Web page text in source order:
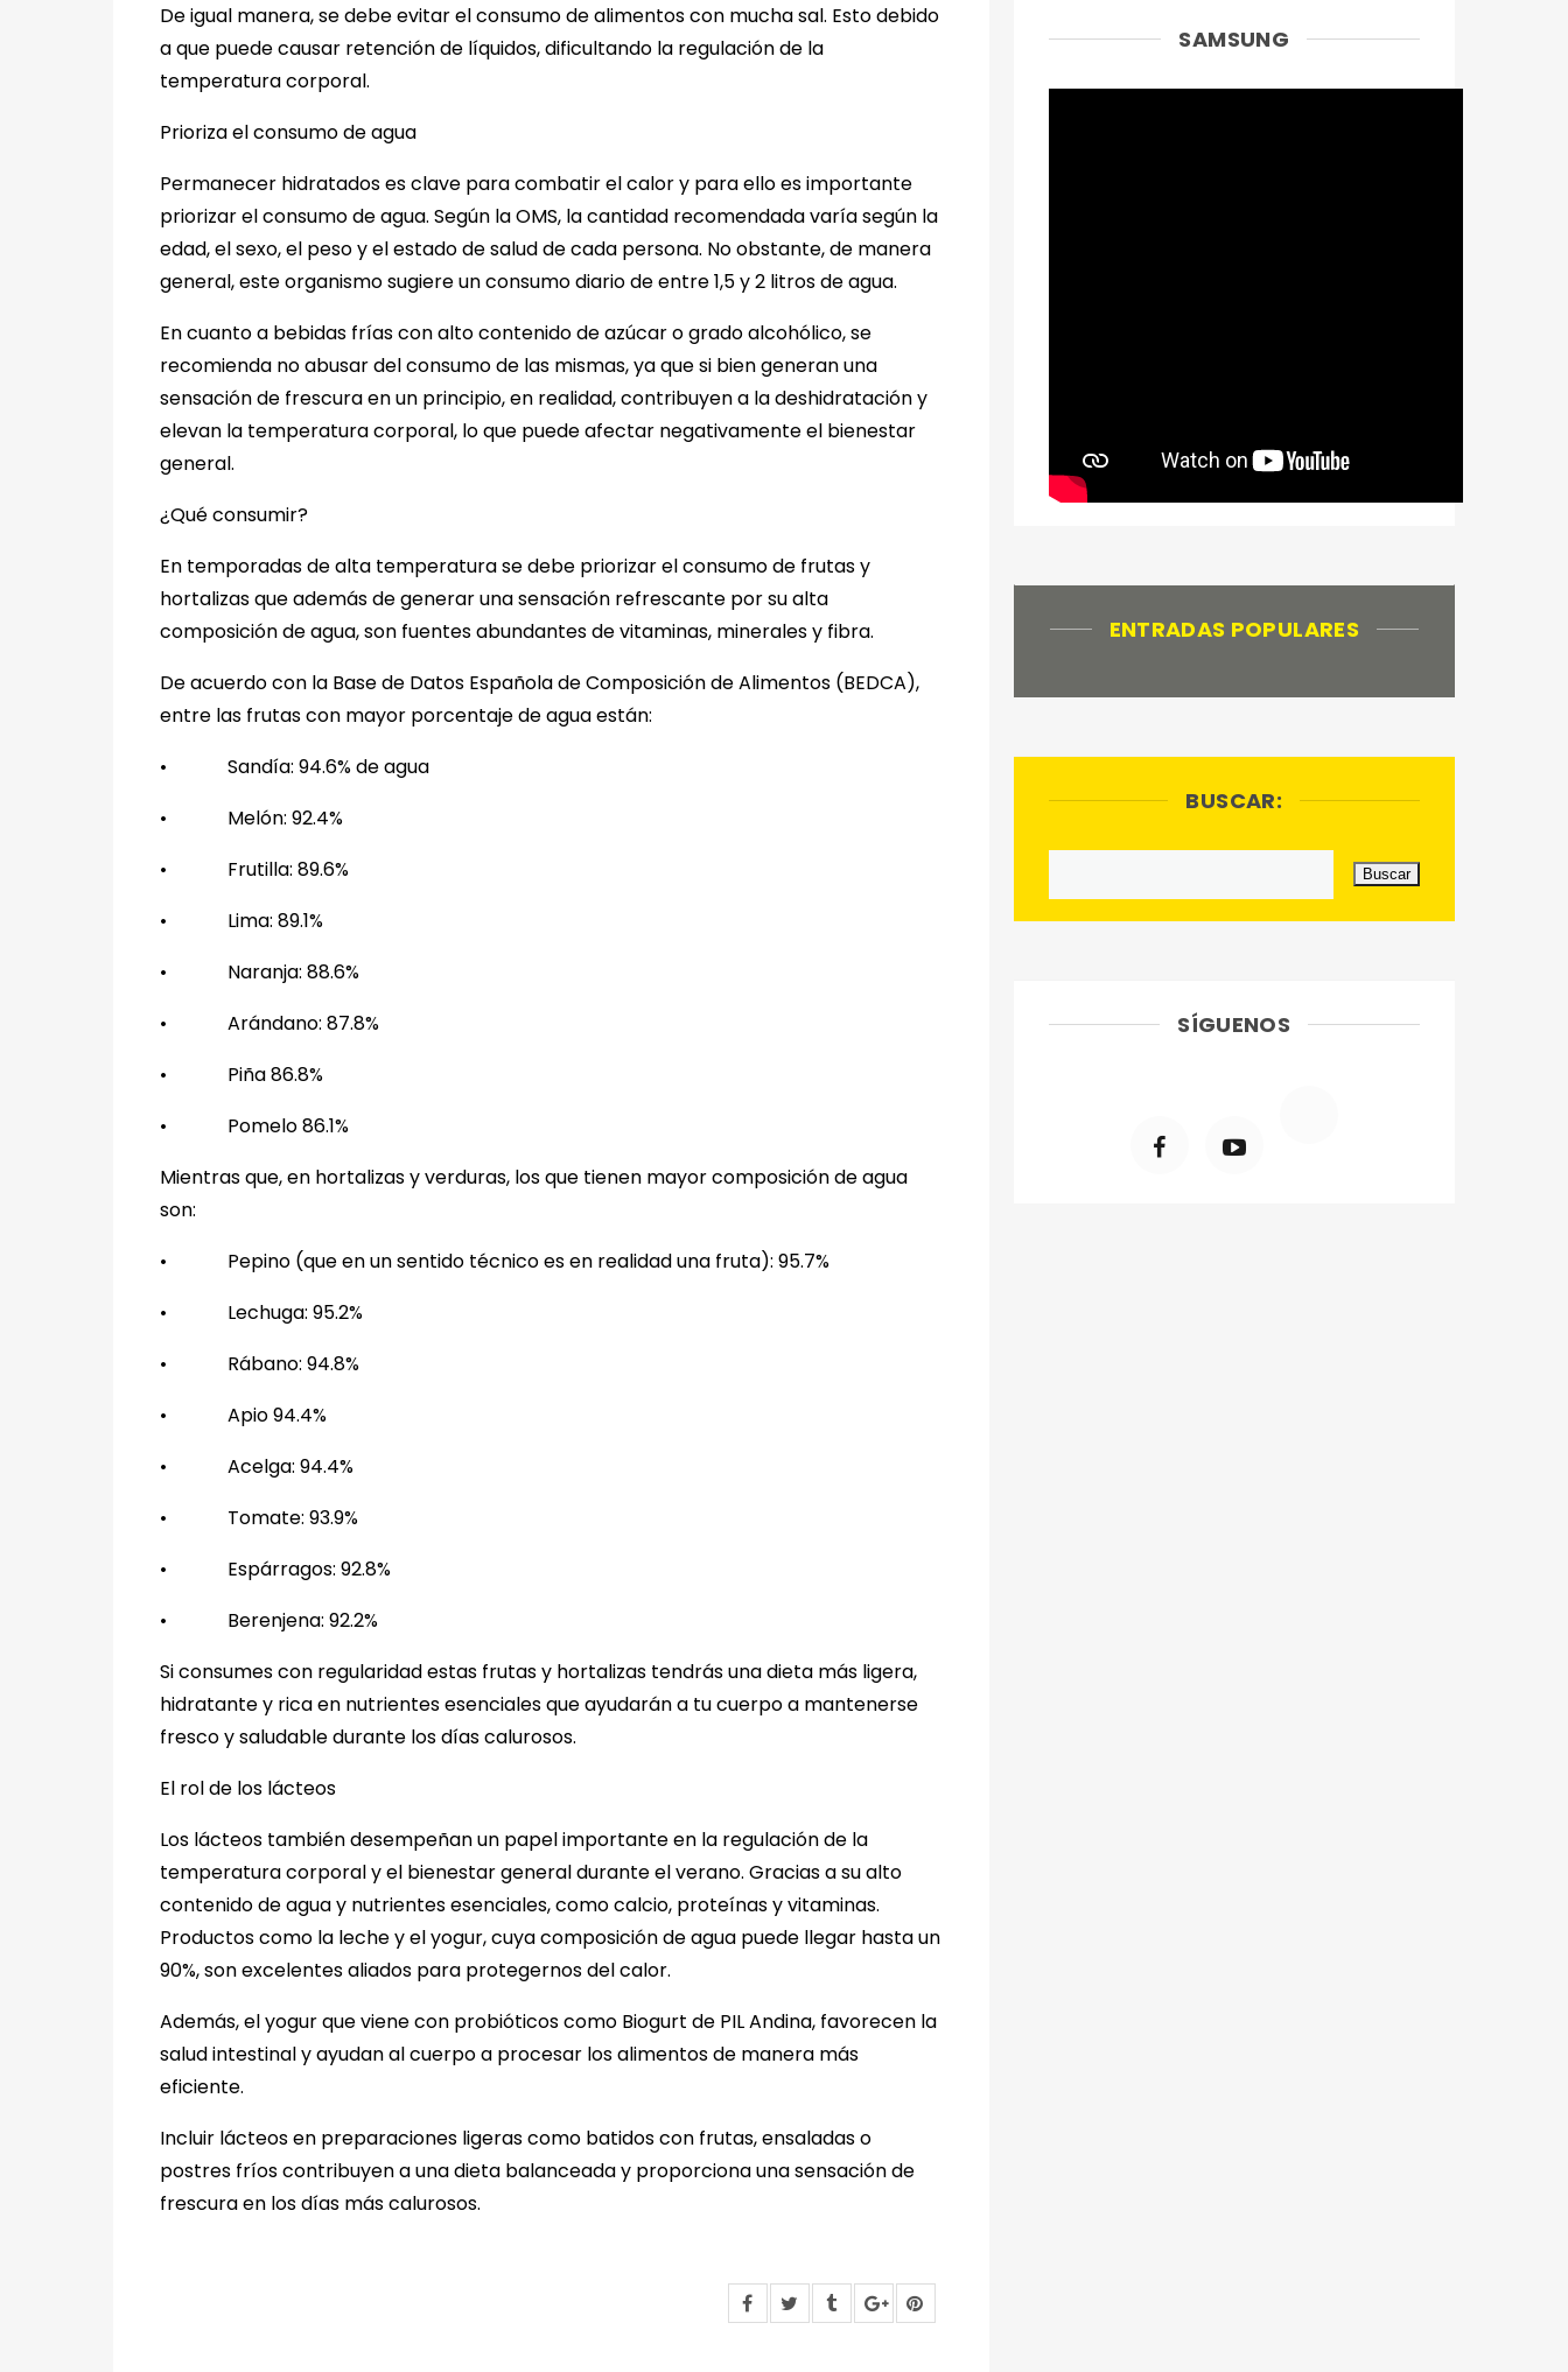
De igual manera, se debe evitar el consumo de alimentos con mucha sal. Esto debido
a que puede causar retención de líquidos, dificultando la regulación de la
temperatura corporal.
Prioriza el consumo de agua
Permanecer hidratados es clave para combatir el calor y para ello es importante
priorizar el consumo de agua. Según la OMS, la cantidad recomendada varía según la
edad, el sexo, el peso y el estado de salud de cada persona. No obstante, de manera
general, este organismo sugiere un consumo diario de entre 1,5 y 2 litros de agua.
En cuanto a bebidas frías con alto contenido de azúcar o grado alcohólico, se
recomienda no abusar del consumo de las mismas, ya que si bien generan una
sensación de frescura en un principio, en realidad, contribuyen a la deshidratación y
elevan la temperatura corporal, lo que puede afectar negativamente el bienestar
general.
¿Qué consumir?
En temporadas de alta temperatura se debe priorizar el consumo de frutas y
hortalizas que además de generar una sensación refrescante por su alta
composición de agua, son fuentes abundantes de vitaminas, minerales y fibra.
De acuerdo con la Base de Datos Española de Composición de Alimentos (BEDCA),
entre las frutas con mayor porcentaje de agua están:
•
Sandía: 94.6% de agua
•
Melón: 92.4%
•
Frutilla: 89.6%
•
Lima: 89.1%
•
Naranja: 88.6%
•
Arándano: 87.8%
•
Piña 86.8%
•
Pomelo 86.1%
Mientras que, en hortalizas y verduras, los que tienen mayor composición de agua
son:
•
Pepino (que en un sentido técnico es en realidad una fruta): 95.7%
•
Lechuga: 95.2%
•
Rábano: 94.8%
•
Apio 94.4%
•
Acelga: 94.4%
•
Tomate: 93.9%
•
Espárragos: 92.8%
•
Berenjena: 92.2%
Si consumes con regularidad estas frutas y hortalizas tendrás una dieta más ligera,
hidratante y rica en nutrientes esenciales que ayudarán a tu cuerpo a mantenerse
fresco y saludable durante los días calurosos.
El rol de los lácteos
Los lácteos también desempeñan un papel importante en la regulación de la
temperatura corporal y el bienestar general durante el verano. Gracias a su alto
contenido de agua y nutrientes esenciales, como calcio, proteínas y vitaminas.
Productos como la leche y el yogur, cuya composición de agua puede llegar hasta un
90%, son excelentes aliados para protegernos del calor.
Además, el yogur que viene con probióticos como Biogurt de PIL Andina, favorecen la
salud intestinal y ayudan al cuerpo a procesar los alimentos de manera más
eficiente.
Incluir lácteos en preparaciones ligeras como batidos con frutas, ensaladas o
postres fríos contribuyen a una dieta balanceada y proporciona una sensación de
frescura en los días más calurosos.
SAMSUNG
ENTRADAS POPULARES
BUSCAR:
SÍGUENOS